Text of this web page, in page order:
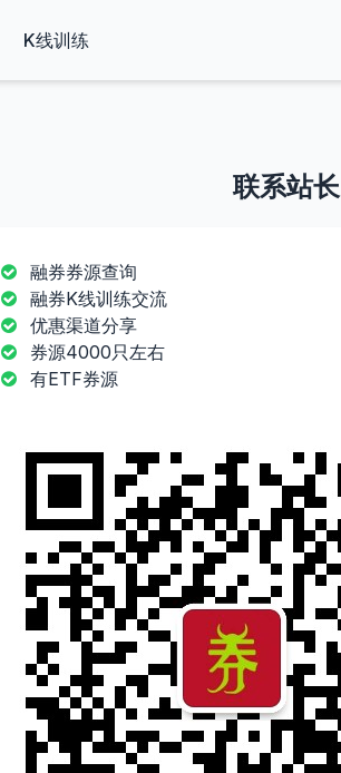
K线训练
联系站长
融券券源查询
融券K线训练交流
优惠渠道分享
券源4000只左右
有ETF券源